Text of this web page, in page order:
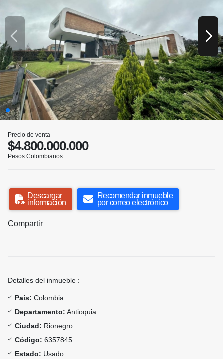
Precio de venta
$4.800.000.000
Pesos Colombianos
Descargar
información
Recomendar inmueble
por correo electrónico
Compartir
Detalles del inmueble :
País: Colombia
Departamento: Antioquia
Ciudad: Rionegro
Código: 6357845
Estado: Usado